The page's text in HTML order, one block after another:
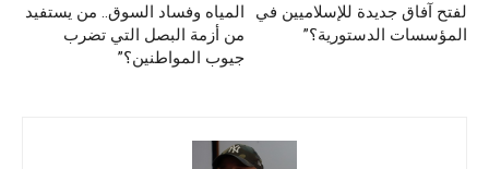
المياه وفساد السوق.. من يستفيد
من أزمة البصل التي تضرب
جيوب المواطنين؟”
لفتح آفاق جديدة للإسلاميين في
المؤسسات الدستورية؟”